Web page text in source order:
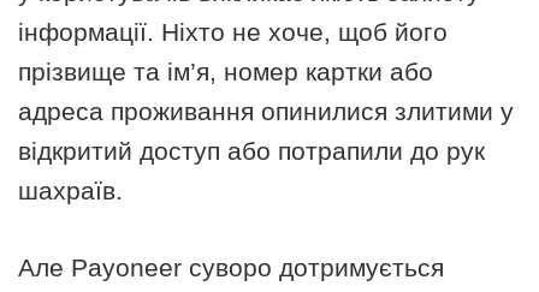
інформації. Ніхто не хоче, щоб його
прізвище та ім’я, номер картки або
адреса проживання опинилися злитими у
відкритий доступ або потрапили до рук
шахраїв.
Але Payoneer суворо дотримується